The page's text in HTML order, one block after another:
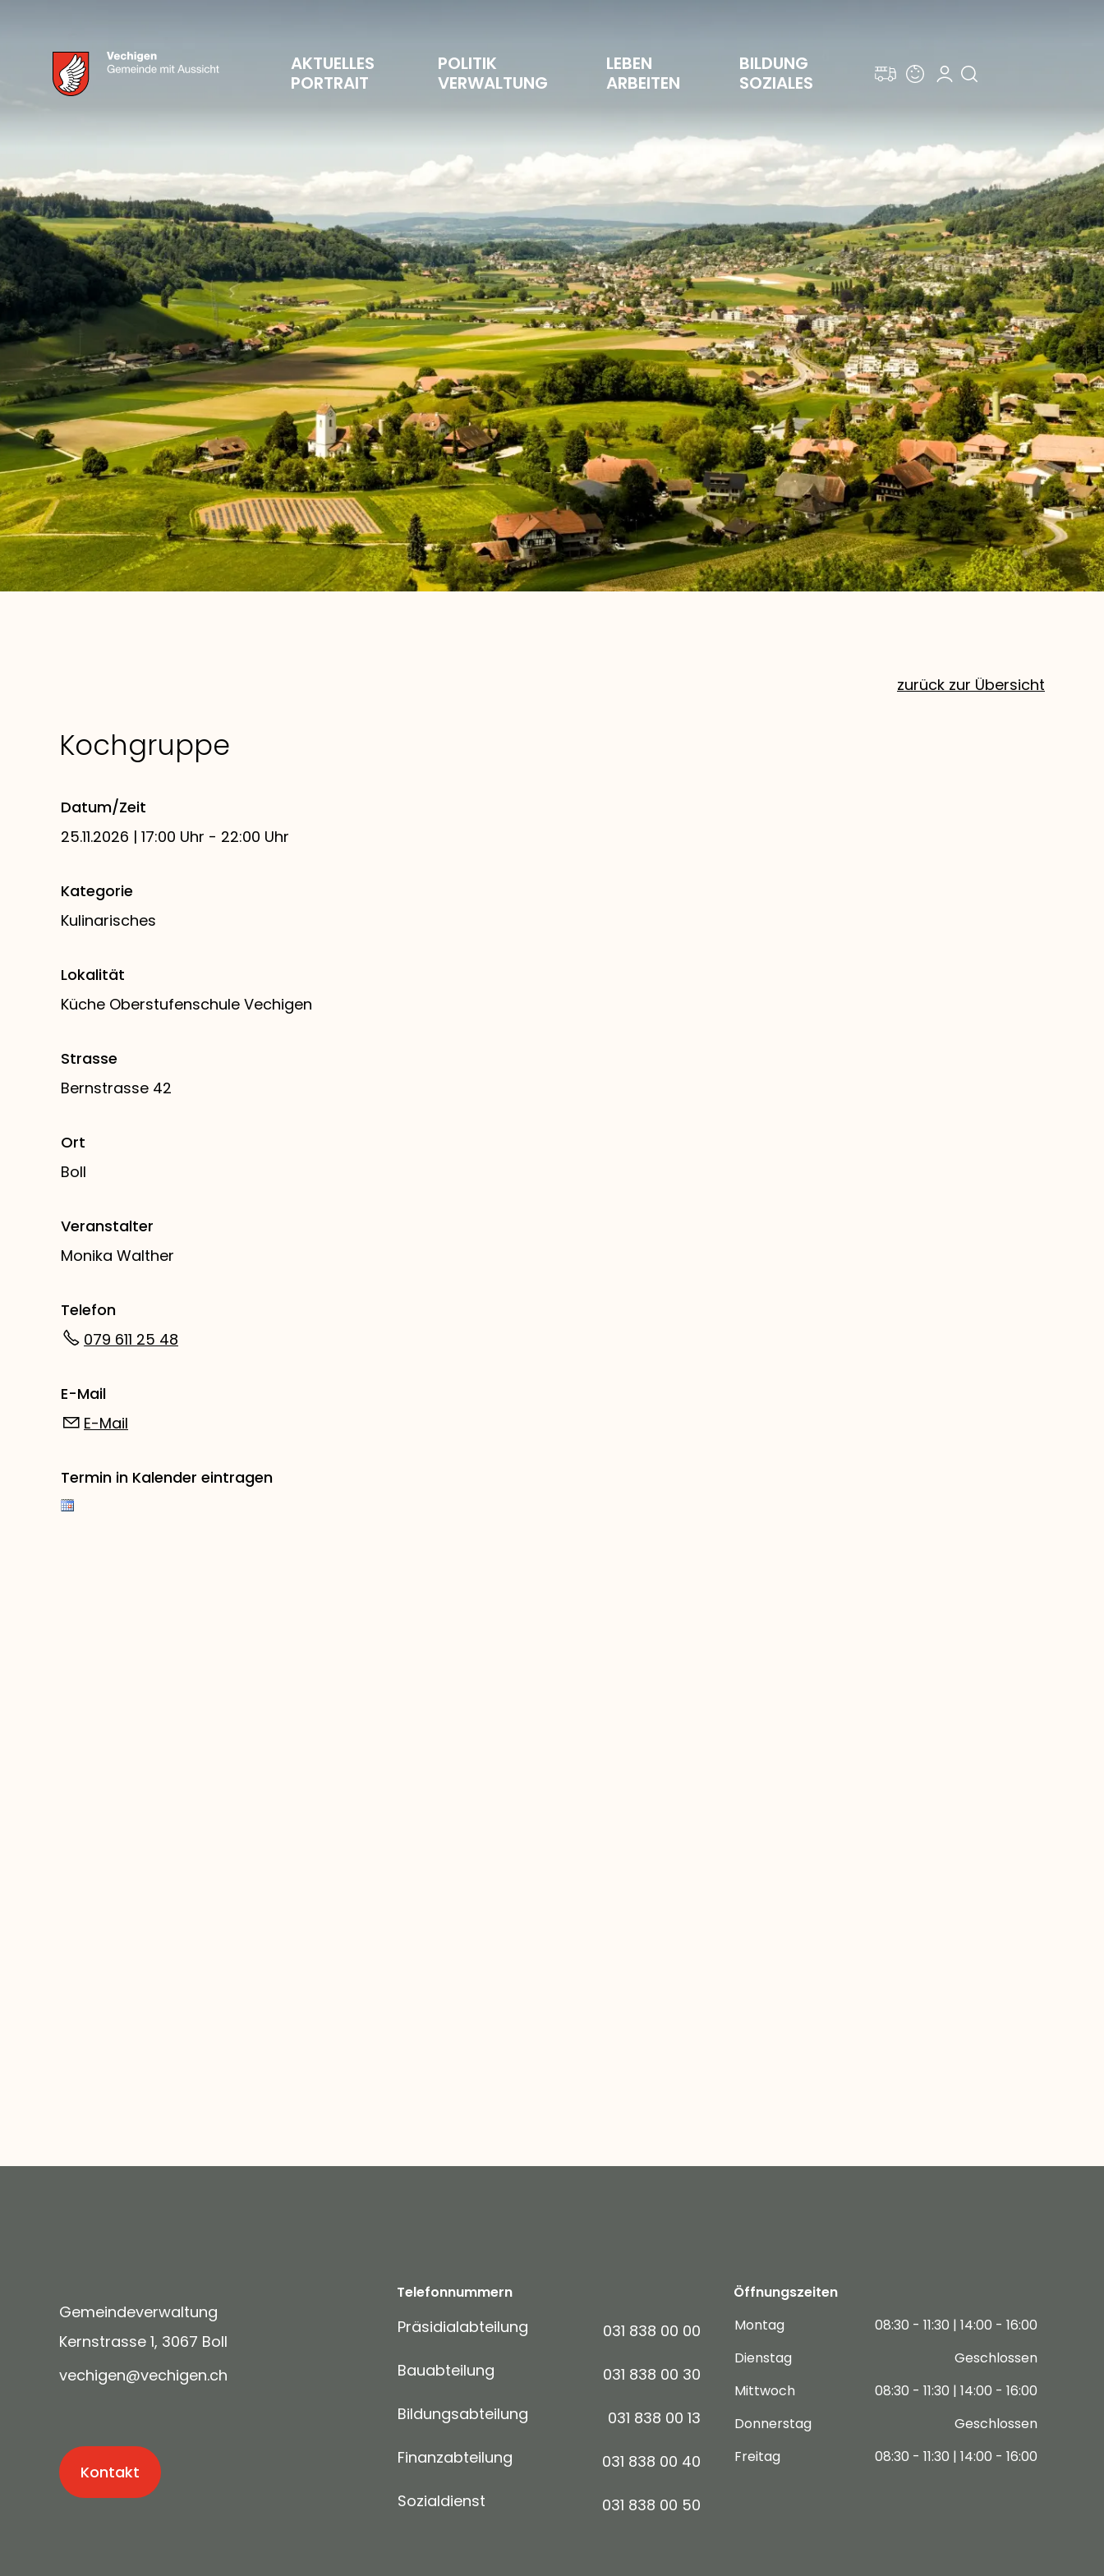
AKTUELLES
PORTRAIT
POLITIK
VERWALTUNG
LEBEN
ARBEITEN
BILDUNG
SOZIALES
zurück zur Übersicht
Kochgruppe
Datum/Zeit
25.11.2026 | 17:00 Uhr - 22:00 Uhr
Kategorie
Kulinarisches
Lokalität
Küche Oberstufenschule Vechigen
Strasse
Bernstrasse 42
Ort
Boll
Veranstalter
Monika Walther
Telefon
079 611 25 48
E-Mail
E-Mail
Termin in Kalender eintragen
Gemeindeverwaltung
Kernstrasse 1, 3067 Boll
v ch g n v ch g n ch
Kontakt
Telefonnummern
Präsidialabteilung
031 838 00 00
Bauabteilung
031 838 00 30
Bildungsabteilung
031 838 00 13
Finanzabteilung
031 838 00 40
Sozialdienst
031 838 00 50
Öffnungszeiten
Montag
08:30 - 11:30 | 14:00 - 16:00
Dienstag
Geschlossen
Mittwoch
08:30 - 11:30 | 14:00 - 16:00
Donnerstag
Geschlossen
Freitag
08:30 - 11:30 | 14:00 - 16:00